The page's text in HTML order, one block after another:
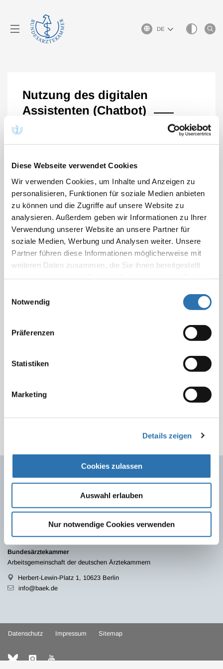
Diese Webseite verwendet Cookies
Wir verwenden Cookies, um Inhalte und Anzeigen zu
personalisieren, Funktionen für soziale Medien anbieten
zu können und die Zugriffe auf unsere Website zu
analysieren. Außerdem geben wir Informationen zu Ihrer
Verwendung unserer Website an unsere Partner für
soziale Medien, Werbung und Analysen weiter. Unsere
Partner führen diese Informationen möglicherweise mit
weiteren Daten zusammen, die Sie ihnen bereitgestellt
Cookies, wenn Sie unsere Webseite weiterhin
Notwendig
Präferenzen
Statistiken
Marketing
Details zeigen
Cookies zulassen
Auswahl erlauben
Nur notwendige Cookies verwenden
Sprachauswahl
Nutzung des digitalen
Assistenten (Chatbot)
Nutzen Sie auch unseren digitalen Assistenten, den
Fragen zum eLogbuch beantworten
öffnen oder diesen dauerhaft in den
Benutzereinstellungen im Bereich „Optionen“
Quicklinks
Kontakt
Bundesärztekammer
Arbeitsgemeinschaft der deutschen Ärztekammern
Herbert-Lewin-Platz 1, 10623 Berlin
info@baek.de
Datenschutz Impressum Sitemap